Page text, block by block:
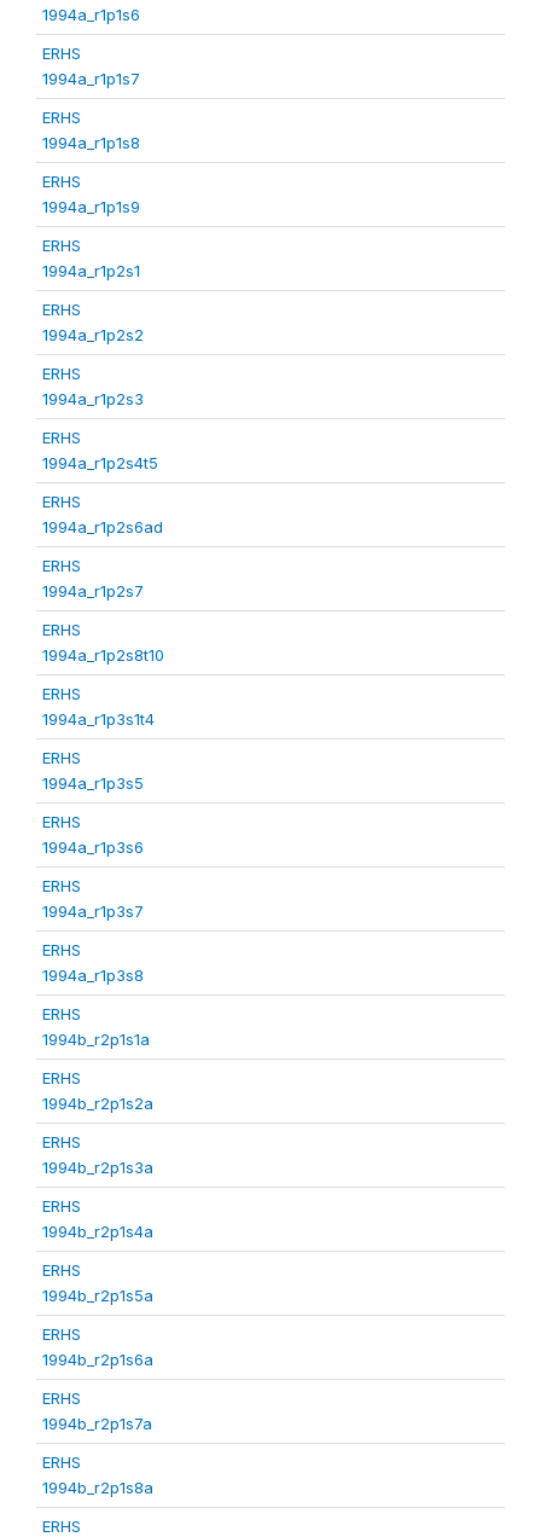
1994a_r1p1s6
ERHS
1994a_r1p1s7
ERHS
1994a_r1p1s8
ERHS
1994a_r1p1s9
ERHS
1994a_r1p2s1
ERHS
1994a_r1p2s2
ERHS
1994a_r1p2s3
ERHS
1994a_r1p2s4t5
ERHS
1994a_r1p2s6ad
ERHS
1994a_r1p2s7
ERHS
1994a_r1p2s8t10
ERHS
1994a_r1p3s1t4
ERHS
1994a_r1p3s5
ERHS
1994a_r1p3s6
ERHS
1994a_r1p3s7
ERHS
1994a_r1p3s8
ERHS
1994b_r2p1s1a
ERHS
1994b_r2p1s2a
ERHS
1994b_r2p1s3a
ERHS
1994b_r2p1s4a
ERHS
1994b_r2p1s5a
ERHS
1994b_r2p1s6a
ERHS
1994b_r2p1s7a
ERHS
1994b_r2p1s8a
ERHS